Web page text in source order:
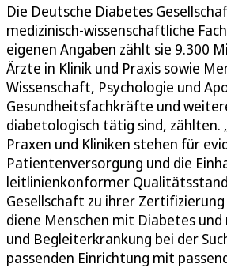
Die Deutsche Diabetes
medizinisch-wissenschaftliche
eigenen Angaben zählt sie 9.300
Ärzte in Klinik und Praxis sowie
Wissenschaft, Psychologie und
Gesundheitsfachkräfte und
diabetologisch tätig sind, zählten.
Praxen und Kliniken stehen für
Patientenversorgung und die
leitlinienkonformer
Gesellschaft zu ihrer
diene Menschen mit Diabetes und
und Begleiterkrankung bei der
passenden Einrichtung mit